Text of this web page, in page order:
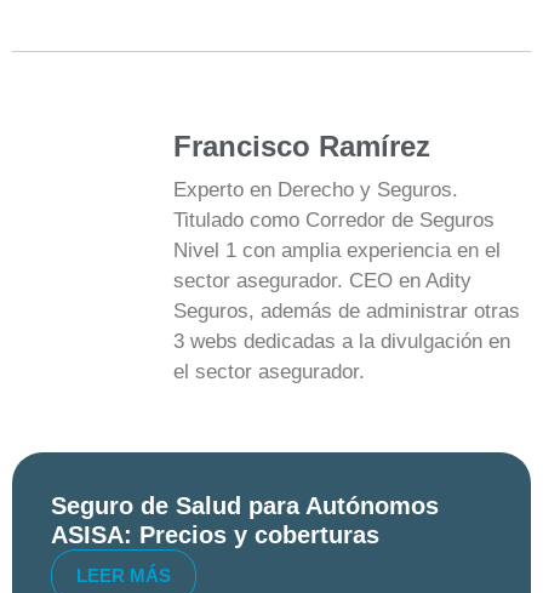
Francisco Ramírez
Experto en Derecho y Seguros.
Titulado como Corredor de Seguros
Nivel 1 con amplia experiencia en el
sector asegurador. CEO en Adity
Seguros, además de administrar otras
3 webs dedicadas a la divulgación en
el sector asegurador.
Seguro de Salud para Autónomos
ASISA: Precios y coberturas
LEER MÁS